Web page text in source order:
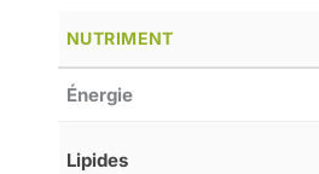
NUTRIMENT
Énergie
Lipides